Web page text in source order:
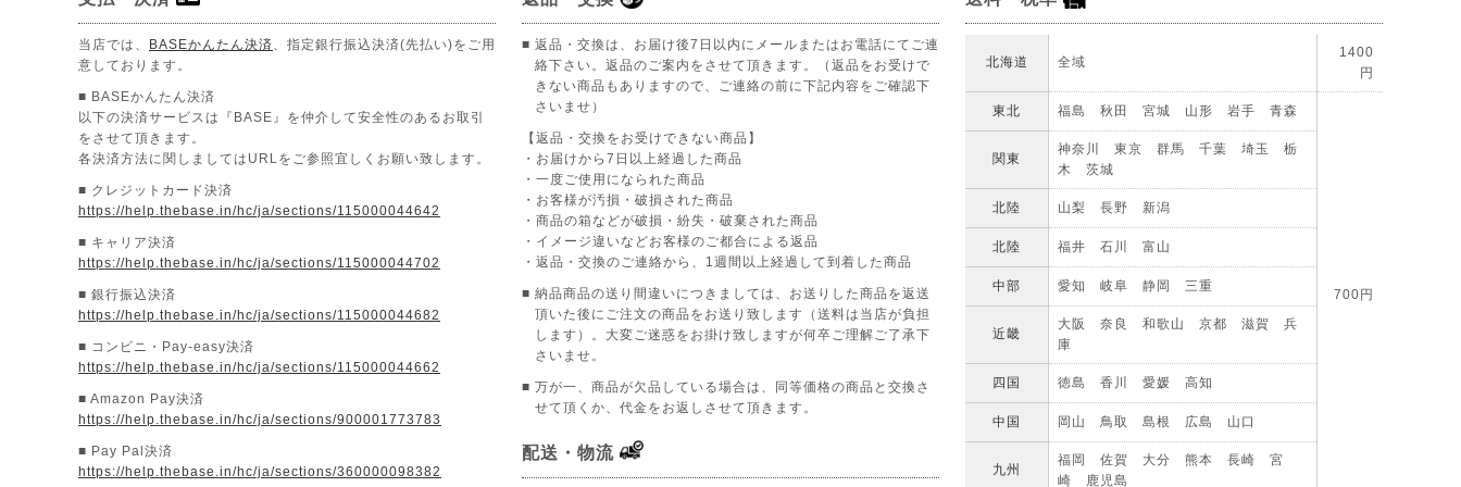
当店では、 BASEかんたん決済 、指定銀行振込決済(先払い)をご用
意しております。
■ BASEかんたん決済
以下の決済サービスは『BASE』を仲介して安全性のあるお取引
をさせて頂きます。
各決済方法に関しましてはURLをご参照宜しくお願い致します。
■ クレジットカード決済
https://help.thebase.in/hc/ja/sections/115000044642
■ キャリア決済
https://help.thebase.in/hc/ja/sections/115000044702
■ 銀行振込決済
https://help.thebase.in/hc/ja/sections/115000044682
■ コンビニ・Pay-easy決済
https://help.thebase.in/hc/ja/sections/115000044662
■ Amazon Pay決済
https://help.thebase.in/hc/ja/sections/900001773783
■ Pay Pal決済
https://help.thebase.in/hc/ja/sections/360000098382
■ 返品・交換は、お届け後7日以内にメールまたはお電話にてご連
絡下さい。返品のご案内をさせて頂きます。（返品をお受けで
きない商品もありますので、ご連絡の前に下記内容をご確認下
さいませ）
【返品・交換をお受けできない商品】
・お届けから7日以上経過した商品
・一度ご使用になられた商品
・お客様が汚損・破損された商品
・商品の箱などが破損・紛失・破棄された商品
・イメージ違いなどお客様のご都合による返品
・返品・交換のご連絡から、1週間以上経過して到着した商品
■ 納品商品の送り間違いにつきましては、お送りした商品を返送
頂いた後にご注文の商品をお送り致します（送料は当店が負担
します）。大変ご迷惑をお掛け致しますが何卒ご理解ご了承下
さいませ。
■ 万が一、商品が欠品している場合は、同等価格の商品と交換さ
せて頂くか、代金をお返しさせて頂きます。
配送・物流
北海道 全域
1400
円
東北 福島 秋田 宮城 山形 岩手 青森
700円
関東
神奈川 東京 群馬 千葉 埼玉 栃
木 茨城
北陸 山梨 長野 新潟
北陸 福井 石川 富山
中部 愛知 岐阜 静岡 三重
近畿
大阪 奈良 和歌山 京都 滋賀 兵
庫
四国 徳島 香川 愛媛 高知
中国 岡山 鳥取 島根 広島 山口
九州
福岡 佐賀 大分 熊本 長崎 宮
崎 鹿児島